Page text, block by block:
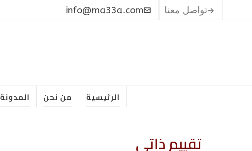
تواصل معنا info@ma33a.com
الرئيسية من نحن المدونة
تقييم ذاتي